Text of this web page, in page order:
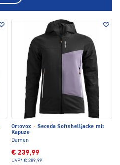
Ortovox · Seceda Softshelljacke mit
Kapuze
Damen
€ 239,99
UVP* € 289,99